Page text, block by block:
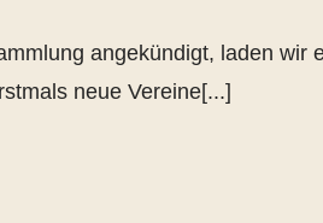
angekündigt, laden
neue Vereine[...]